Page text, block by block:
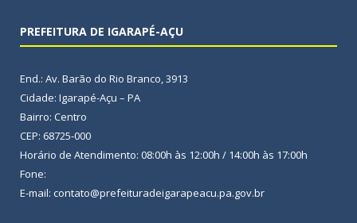
PREFEITURA DE IGARAPÉ-AÇU
End.: Av. Barão do Rio Branco, 3913
Cidade: Igarapé-Açu – PA
Bairro: Centro
CEP: 68725-000
Horário de Atendimento: 08:00h às 12:00h / 14:00h às 17:00h
Fone:
E-mail: contato@prefeituradeigarapeacu.pa.gov.br